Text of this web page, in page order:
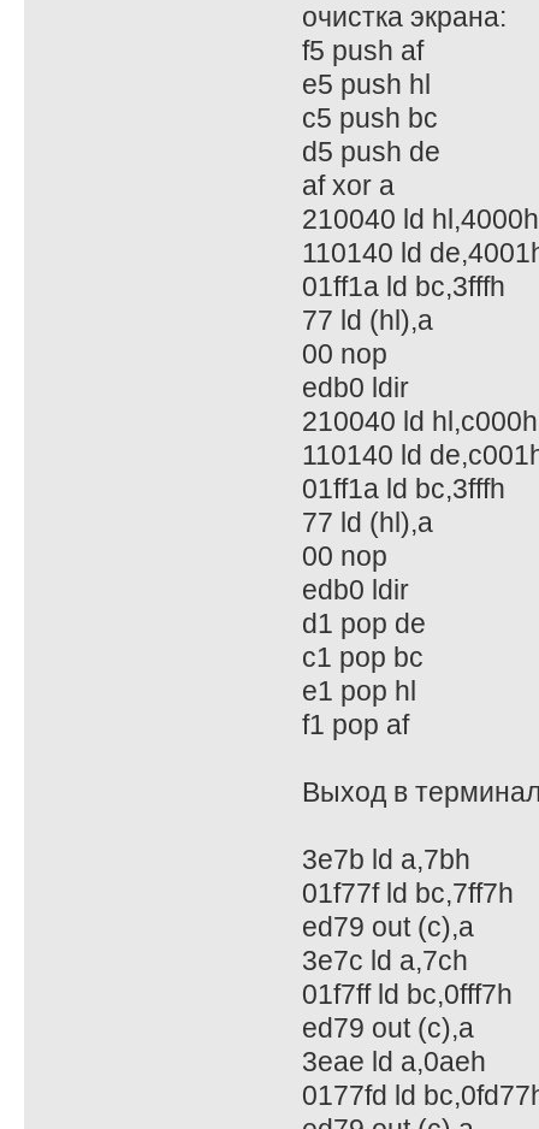
очистка экрана:
f5 push af
e5 push hl
c5 push bc
d5 push de
af xor a
210040 ld hl,4000h
110140 ld
01ff1a ld bc,3fffh
77 ld (hl),a
00 nop
edb0 ldir
210040 ld hl,c000h
110140 ld
01ff1a ld bc,3fffh
77 ld (hl),a
00 nop
edb0 ldir
d1 pop de
c1 pop bc
e1 pop hl
f1 pop af
Выход в
3e7b ld a,7bh
01f77f ld bc,7ff7h
ed79 out (c),a
3e7c ld a,7ch
01f7ff ld bc,0fff7h
ed79 out (c),a
3eae ld a,0aeh
0177fd ld